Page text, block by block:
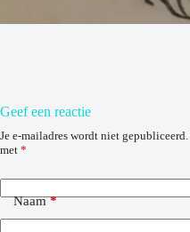
Geef een reactie
Je e-mailadres wordt niet gepubliceerd.
met *
Naam*